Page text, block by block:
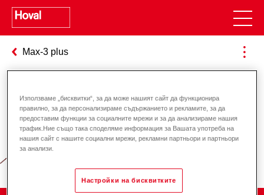
Max-3 plus
Отговорност за енергията и
околната среда
Използваме „бисквитки“, за да може нашият сайт да функционира
правилно, за да персонализираме съдържанието и рекламите, за да
предоставим функции за социалните мрежи и за да анализираме нашия
трафик.Ние също така споделяме информация за Вашата употреба на
нашия сайт с нашите социални мрежи, рекламни партньори и партньори
за анализи.
Настройки на бисквитките